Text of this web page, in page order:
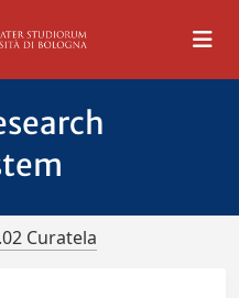
Curatela